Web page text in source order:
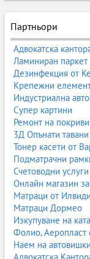
специализирани
Услугите включват
логистика за
куриерски услуги,
проследяване и
Разгледайте
Вътрешен
Транспорт на
палетни
транспорт до
дистрибуция
регулярни
Транспорт с бусове
експресни
доставка на
транспорт за
Партньори
Адвокатска
Ламиниран
Дезинфекция от
Крепежни
Индустриална
Супер картини
Ремонт на
3Д Опънати
Тонер касети от
Подматрачни
Счетоводни
Онлайн магазин
Матраци от
Матраци Дормео
Изкупуване на
Фолио, Аеропласт
Наем на